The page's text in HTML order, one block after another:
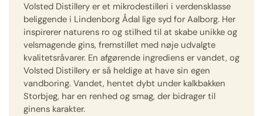
Volsted Distillery er et mikrodestilleri i verdensklasse
beliggende i Lindenborg Ådal lige syd for Aalborg. Her
inspirerer naturens ro og stilhed til at skabe unikke og
velsmagende gins, fremstillet med nøje udvalgte
kvalitetsråvarer. En afgørende ingrediens er vandet, og
Volsted Distillery er så heldige at have sin egen
vandboring. Vandet, hentet dybt under kalkbakken
Storbjeg, har en renhed og smag, der bidrager til
ginens karakter.